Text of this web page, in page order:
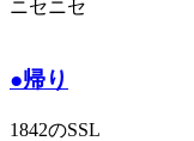
ニセニセ
●帰り
1842のSSL